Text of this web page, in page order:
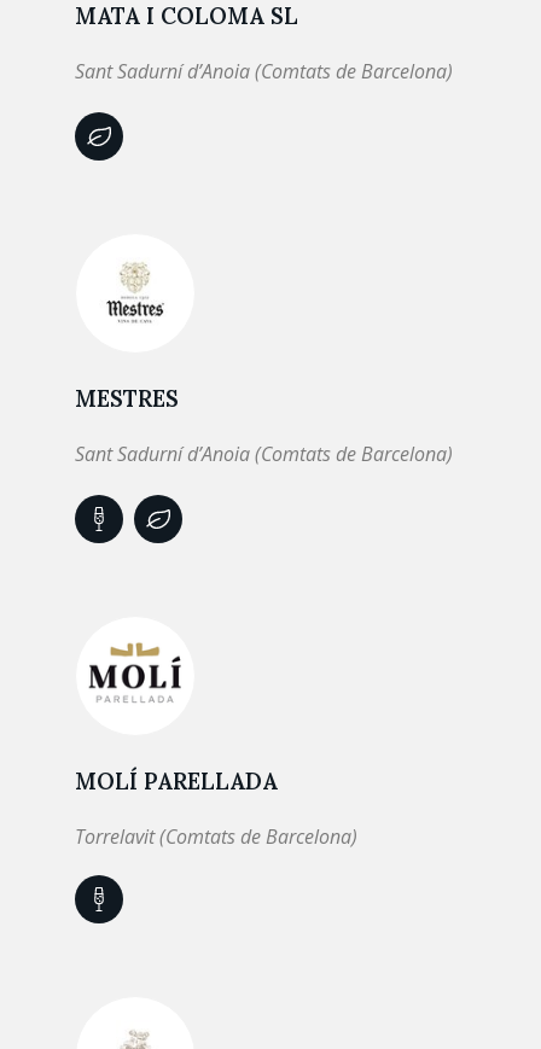
MATA I COLOMA SL
Sant Sadurní d’Anoia (Comtats de Barcelona)
MESTRES
Sant Sadurní d’Anoia (Comtats de Barcelona)
MOLÍ PARELLADA
Torrelavit (Comtats de Barcelona)